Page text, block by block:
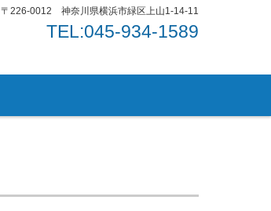
〒226-0012 神奈川県横浜市緑区上山1-14-11
TEL:045-934-1589